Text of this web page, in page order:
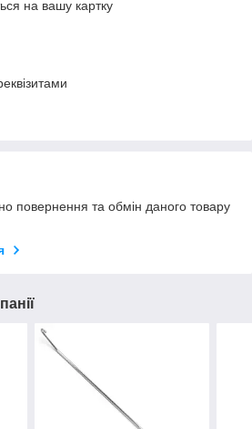
на вашу картку
повернення та обмін даного товару